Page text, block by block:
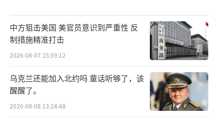
中方狙击美国 美官员意识到严重性 反
制措施精准打击
2026-08-07 15:59:12
乌克兰还能加入北约吗 童话听够了，该
醒醒了。
2026-08-08 13:24:48